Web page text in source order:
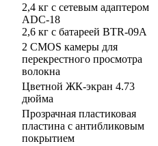
2,4 кг с сетевым адаптером
ADC-18
2,6 кг с батареей BTR-09A
2 CMOS камеры для
перекрестного просмотра
волокна
Цветной ЖК-экран 4.73
дюйма
Прозрачная пластиковая
пластина с антибликовым
покрытием